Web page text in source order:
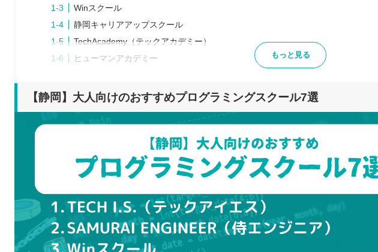
Winスクール
静岡キャリアアップスクール
TechAcademy（テックアカデミー）
ヒューマンアカデミー
プログラミングスクールを検討するときの5つのポイント
いくつかピックアップして比較する
無料説明会や体験レッスンに参加してみる
目的を明確にする
リアルな口コミや体験談を参考にする
プログラミングスクールを比較するときの5つのポイント
問題なく通えるスケジュールか
受講の形式は自分に合っているか
費用はどのくらいかかるか
もっと見る
【静岡】大人向けのおすすめプログラミングスクール7選